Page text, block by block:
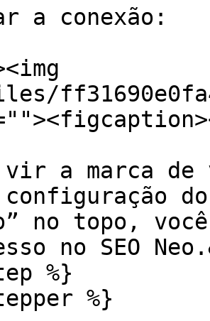
a conexão:
vir a marca
do
no topo,
no SEO
%}
%}